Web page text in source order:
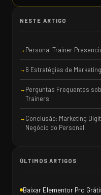
NESTE ARTIGO
Personal Trainer
6 Estratégias de
Perguntas Frequentes
Trainers
Conclusão: Marketing
Negócio do Personal
ÚLTIMOS ARTIGOS
Baixar Elementor Pro